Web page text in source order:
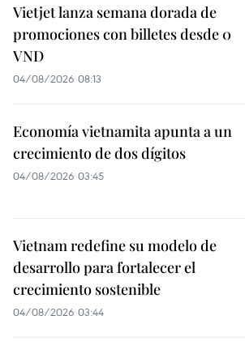
Vietjet lanza semana dorada de
promociones con billetes desde 0
VND
04/08/2026 08:13
Economía vietnamita apunta a un
crecimiento de dos dígitos
04/08/2026 03:45
Vietnam redefine su modelo de
desarrollo para fortalecer el
crecimiento sostenible
04/08/2026 03:44